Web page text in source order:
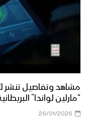
مشاهد وتفاصيل تنشر
“مارلين لواندا”
26/01/2026